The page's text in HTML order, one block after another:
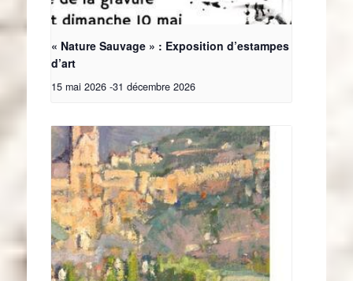
« Nature Sauvage » : Exposition d’estampes
d’art
15 mai 2026 -31 décembre 2026